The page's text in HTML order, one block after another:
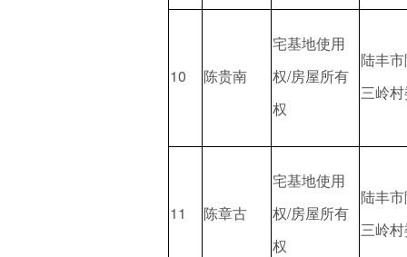
10 陈贵南
宅基地使用
权/房屋所有
权
陆丰
三岭
11 陈章古
宅基地使用
权/房屋所有
权
陆丰
三岭